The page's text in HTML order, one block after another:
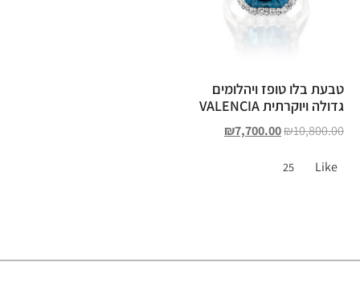
טבעת בלו טופז ויהלומים
גדולה ויוקרתית VALENCIA
₪10,800.00
₪7,700.00
Like
25